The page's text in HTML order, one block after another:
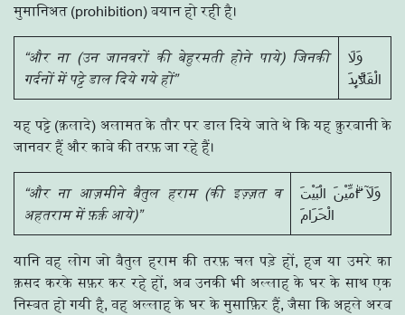
मुमानिअत (prohibition) बयान हो रही है।
“और ना (उन जानवरों की बेहुरमती होने पाये) जिनकी
गर्दनों में पट्टे डाल दिये गये हों”
وَلَا
الْقَلَاۗىِٕدَ
यह पट्टे (क़लादे) अलामत के तौर पर डाल दिये जाते थे कि यह क़ुरबानी के
जानवर हैं और काबे की तरफ़ जा रहे हैं।
“और ना आज़मीने बैतुल हराम (की इज़्ज़त व
अहतराम में फ़र्क़ आये)”
وَلَآ اٰۗمِّيْنَ الْبَيْتَ
الْحَرَامَ
यानि वह लोग जो बैतुल हराम की तरफ़ चल पड़े हों, हज या उमरे का
क़सद करके सफ़र कर रहे हों, अब उनकी भी अल्लाह के घर के साथ एक
निस्बत हो गयी है, वह अल्लाह के घर के मुसाफ़िर हैं, जैसा कि अहले अरब